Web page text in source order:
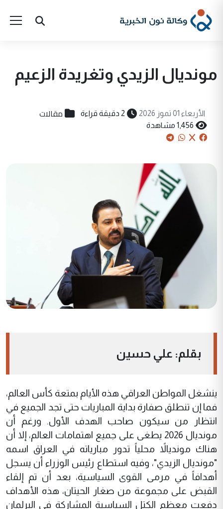
مونديال الزيدي وتغريدة الزعيم
الأربعاء 01 تموز 2026 2 دقيقة قراءة مقالات
1,456 مشاهدة
بقلم: علي حسين
ينشغل المواطن العراقي هذه الأيام بمتعة كأس العالم،
فما إن تنطلق صفارة بداية المباريات حتى تجد الجميع في
انتظار من سيكون صاحب الهدف الأول. ورغم أن
مونديال 2026 يطغى على جميع اهتمامات العالم، إلا أن
هناك مونديالاً محلياً تدور مبارياته في العراق اسمه
"مونديال الزيدي"، وفيه استطاع رئيس الوزراء أن يسجل
أهدافاً في مرمى القوى السياسية، بعد أن تم إلقاء
القبض على مجموعة من صغار الحيتان، هذه الأهداف
دفعت معظم الكتل السياسية المشاركة في البرلمان